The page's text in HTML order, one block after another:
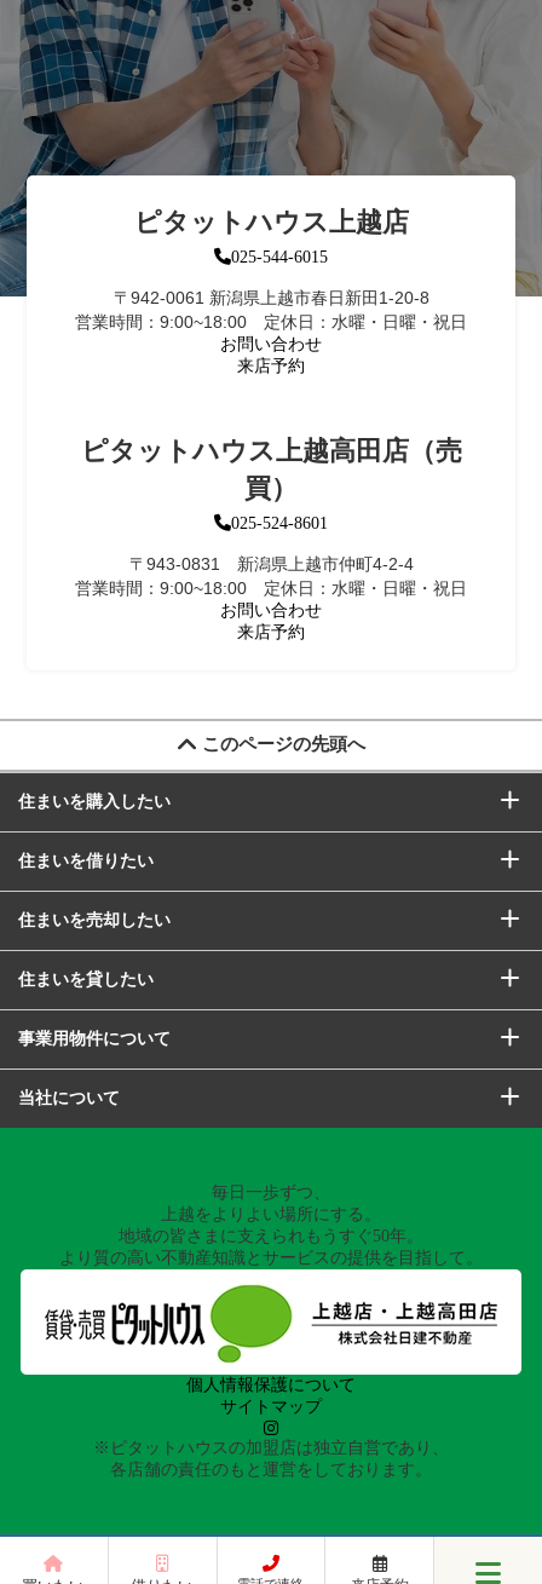
ピタットハウス上越店
025-544-6015
〒942-0061 新潟県上越市春日新田1-20-8
営業時間：9:00~18:00 定休日：水曜・日曜・祝日
お問い合わせ
来店予約
ピタットハウス上越高田店（売
買）
025-524-8601
〒943-0831 新潟県上越市仲町4-2-4
営業時間：9:00~18:00 定休日：水曜・日曜・祝日
お問い合わせ
来店予約
このページの先頭へ
住まいを購入したい
住まいを借りたい
住まいを売却したい
住まいを貸したい
事業用物件について
当社について
毎日一歩ずつ、
上越をよりよい場所にする。
地域の皆さまに支えられもうすぐ50年。
より質の高い不動産知識とサービスの提供を目指して。
個人情報保護について
サイトマップ
※ピタットハウスの加盟店は独立自営であり、
各店舗の責任のもと運営をしております。